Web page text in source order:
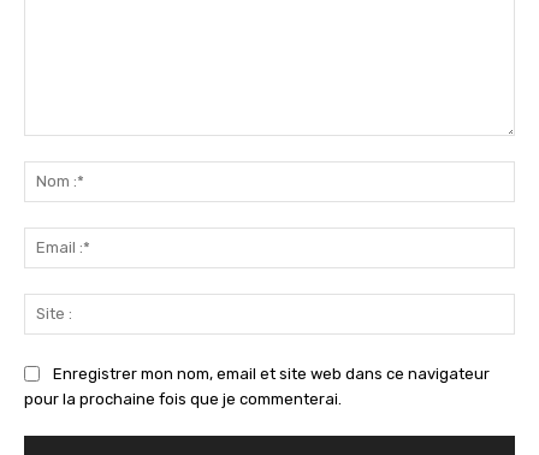
Enregistrer mon nom, email et site web dans ce navigateur
pour la prochaine fois que je commenterai.